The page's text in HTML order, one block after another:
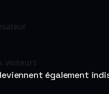
visiteurs
également